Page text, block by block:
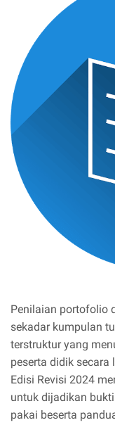
Penilaian portofolio
sekadar kumpulan
terstruktur yang
peserta didik secara
Edisi Revisi 2024
untuk dijadikan
pakai beserta